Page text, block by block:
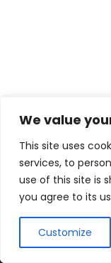
We value
This site uses
services, to
use of this site is
you agree to its
Customize
Populares
15